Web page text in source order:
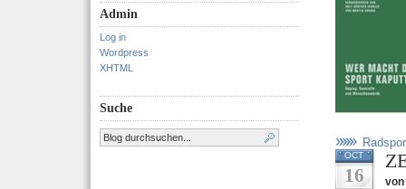
Admin
Log in
Wordpress
XHTML
Suche
OCT
16